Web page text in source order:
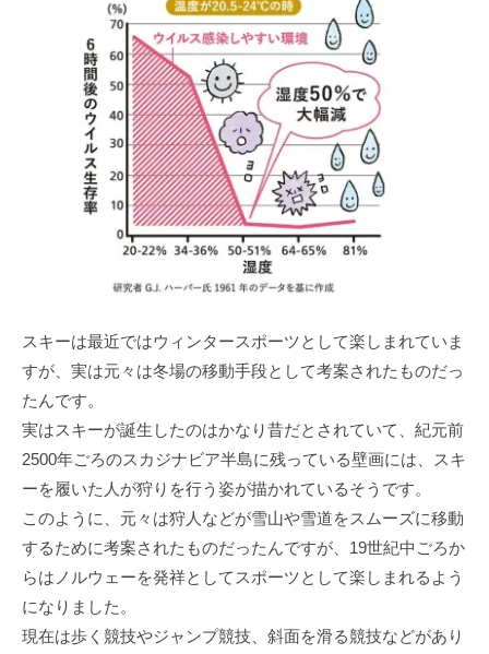
スキーは最近ではウィンタースポーツとして楽しまれていま
すが、実は元々は冬場の移動手段として考案されたものだっ
たんです。
実はスキーが誕生したのはかなり昔だとされていて、紀元前
2500年ごろのスカジナビア半島に残っている壁画には、スキ
ーを履いた人が狩りを行う姿が描かれているそうです。
このように、元々は狩人などが雪山や雪道をスムーズに移動
するために考案されたものだったんですが、19世紀中ごろか
らはノルウェーを発祥としてスポーツとして楽しまれるよう
になりました。
現在は歩く競技やジャンプ競技、斜面を滑る競技などがあり